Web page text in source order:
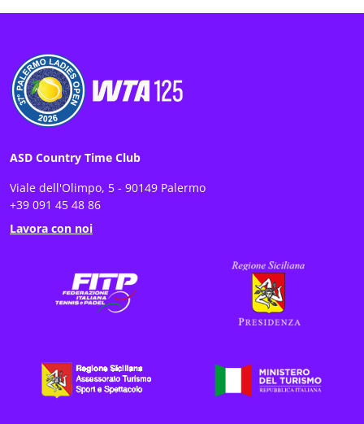
ASD Country Time Club
Viale dell'Olimpo, 5 - 90149 Palermo
+39 091 45 48 86
Lavora con noi